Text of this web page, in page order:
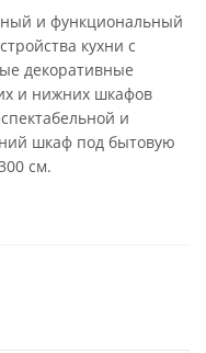
и функциональный
кухни с
декоративные
и нижних шкафов
и
шкаф под бытовую
см.